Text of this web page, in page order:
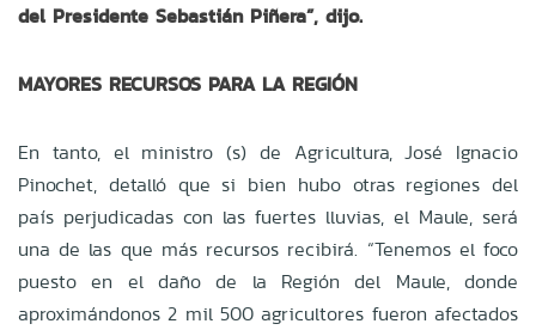
del Presidente Sebastián Piñera”, dijo.
MAYORES RECURSOS PARA LA REGIÓN
En tanto, el ministro (s) de Agricultura, José Ignacio
Pinochet, detalló que si bien hubo otras regiones del
país perjudicadas con las fuertes lluvias, el Maule, será
una de las que más recursos recibirá. “Tenemos el foco
puesto en el daño de la Región del Maule, donde
aproximándonos 2 mil 500 agricultores fueron afectados